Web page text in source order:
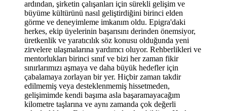
ardından, şirketin çalışanları için sürekli gelişim ve
büyüme kültürünü nasıl geliştirdiğini birinci elden
görme ve deneyimleme imkanım oldu. Epigra'daki
herkes, ekip üyelerinin başarısını derinden önemsiyor,
üretkenlik ve yaratıcılık söz konusu olduğunda yeni
zirvelere ulaşmalarına yardımcı oluyor. Rehberlikleri ve
mentorlukları birinci sınıf ve bizi her zaman fikir
sınırlarımızı aşmaya ve daha büyük hedefler için
çabalamaya zorlayan bir yer. Hiçbir zaman takdir
edilmemiş veya desteklenmemiş hissetmeden,
gelişimimde kendi başıma asla başaramayacağım
kilometre taşlarına ve aynı zamanda çok değerli